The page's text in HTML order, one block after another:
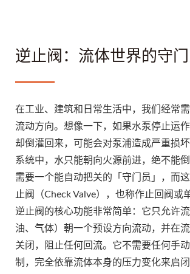
逆止阀：流体世界的守
在工业、建筑和日常生活中，我们经常
流动方向。想像一下，如果水泵停止运
却倒灌回来，可能会对泵浦造成严重损
系统中，水只能朝向火源前进，绝不能
需要一个能自动把关的「守门员」，而
止阀（Check Valve），也称作止回阀或
逆止阀的核心功能非常简单：它只允许流
油、气体）朝一个预设方向流动，并在
关闭，阻止任何回流。它不需要任何手
制，完全依靠流体本身的压力变化来启